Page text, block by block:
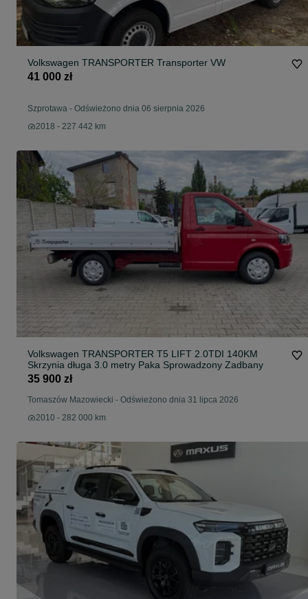
Volkswagen TRANSPORTER Transporter VW
41 000 zł
Szprotawa - Odświeżono dnia 06 sierpnia 2026
2018 - 227 442 km
Volkswagen TRANSPORTER T5 LIFT 2.0TDI 140KM
Skrzynia długa 3.0 metry Paka Sprowadzony Zadbany
35 900 zł
Tomaszów Mazowiecki - Odświeżono dnia 31 lipca 2026
2010 - 282 000 km